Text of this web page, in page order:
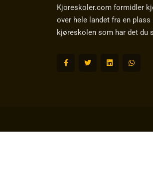
Kjoreskoler.com formidler
over hele landet fra en plass
kjøreskolen som har det du